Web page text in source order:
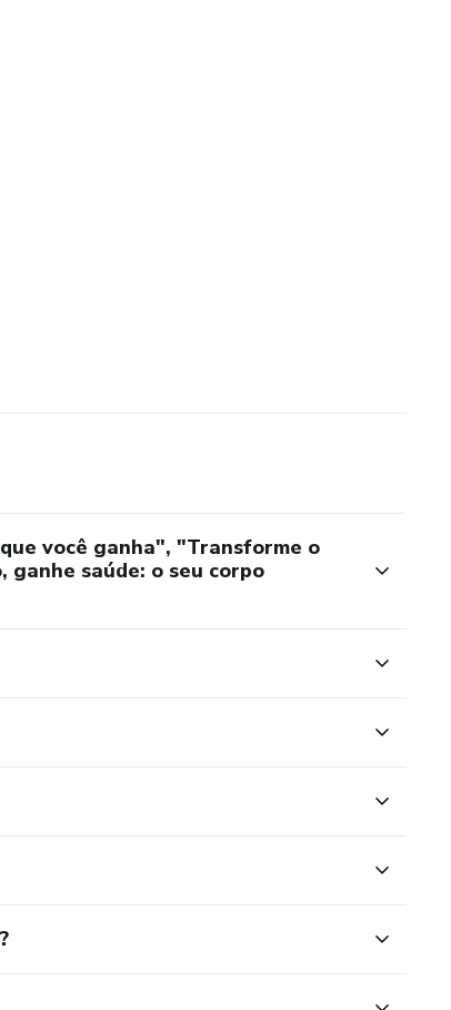
você ganha", "Transforme o
ganhe saúde: o seu corpo